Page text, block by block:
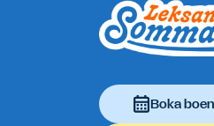
Boka